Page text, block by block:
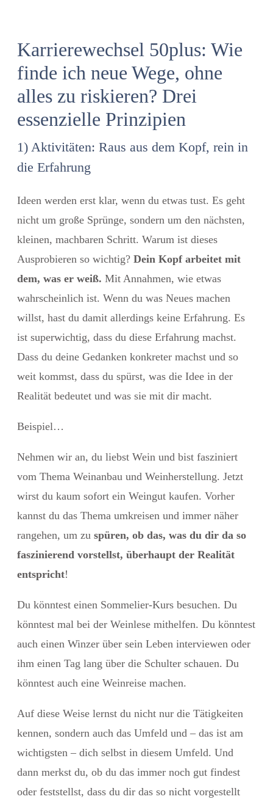
Karrierewechsel 50plus: Wie
finde ich neue Wege, ohne
alles zu riskieren? Drei
essenzielle Prinzipien
1) Aktivitäten: Raus aus dem Kopf, rein in
die Erfahrung
Ideen werden erst klar, wenn du etwas tust. Es geht
nicht um große Sprünge, sondern um den nächsten,
kleinen, machbaren Schritt. Warum ist dieses
Ausprobieren so wichtig? Dein Kopf arbeitet mit
dem, was er weiß. Mit Annahmen, wie etwas
wahrscheinlich ist. Wenn du was Neues machen
willst, hast du damit allerdings keine Erfahrung. Es
ist superwichtig, dass du diese Erfahrung machst.
Dass du deine Gedanken konkreter machst und so
weit kommst, dass du spürst, was die Idee in der
Realität bedeutet und was sie mit dir macht.
Beispiel…
Nehmen wir an, du liebst Wein und bist fasziniert
vom Thema Weinanbau und Weinherstellung. Jetzt
wirst du kaum sofort ein Weingut kaufen. Vorher
kannst du das Thema umkreisen und immer näher
rangehen, um zu spüren, ob das, was du dir da so
faszinierend vorstellst, überhaupt der Realität
entspricht!
Du könntest einen Sommelier-Kurs besuchen. Du
könntest mal bei der Weinlese mithelfen. Du könntest
auch einen Winzer über sein Leben interviewen oder
ihm einen Tag lang über die Schulter schauen. Du
könntest auch eine Weinreise machen.
Auf diese Weise lernst du nicht nur die Tätigkeiten
kennen, sondern auch das Umfeld und – das ist am
wichtigsten – dich selbst in diesem Umfeld. Und
dann merkst du, ob du das immer noch gut findest
oder feststellst, dass du dir das so nicht vorgestellt